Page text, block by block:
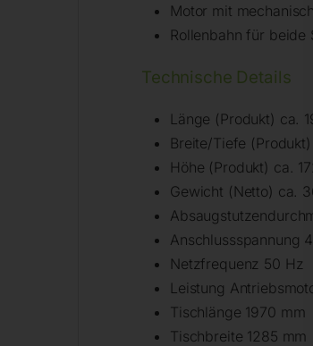
Motor mit
Rollenbahn für beide
Technische Details
Länge (Produkt) ca.
Breite/Tiefe (Produkt)
Höhe (Produkt) ca.
Gewicht (Netto) ca.
Anschlussspannung
Netzfrequenz 50 Hz
Leistung
Tischlänge 1970 mm
Tischbreite 1285 mm